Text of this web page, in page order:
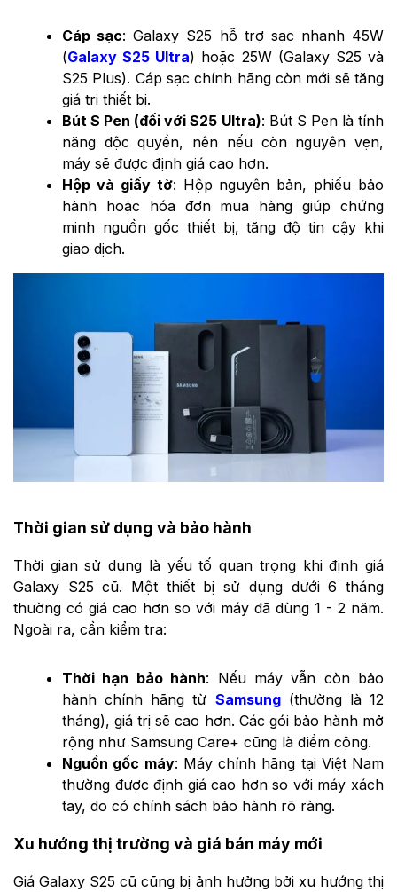
Cáp sạc: Galaxy S25 hỗ trợ sạc nhanh 45W
(Galaxy S25 Ultra) hoặc 25W (Galaxy S25 và
S25 Plus). Cáp sạc chính hãng còn mới sẽ tăng
giá trị thiết bị.
Bút S Pen (đối với S25 Ultra): Bút S Pen là tính
năng độc quyền, nên nếu còn nguyên vẹn,
máy sẽ được định giá cao hơn.
Hộp và giấy tờ: Hộp nguyên bản, phiếu bảo
hành hoặc hóa đơn mua hàng giúp chứng
minh nguồn gốc thiết bị, tăng độ tin cậy khi
giao dịch.
Thời gian sử dụng và bảo hành
Thời gian sử dụng là yếu tố quan trọng khi định giá
Galaxy S25 cũ. Một thiết bị sử dụng dưới 6 tháng
thường có giá cao hơn so với máy đã dùng 1 - 2 năm.
Ngoài ra, cần kiểm tra:
Thời hạn bảo hành: Nếu máy vẫn còn bảo
hành chính hãng từ Samsung(thường là 12
tháng), giá trị sẽ cao hơn. Các gói bảo hành mở
rộng như Samsung Care+ cũng là điểm cộng.
Nguồn gốc máy: Máy chính hãng tại Việt Nam
thường được định giá cao hơn so với máy xách
tay, do có chính sách bảo hành rõ ràng.
Xu hướng thị trường và giá bán máy mới
Giá Galaxy S25 cũ cũng bị ảnh hưởng bởi xu hướng thị